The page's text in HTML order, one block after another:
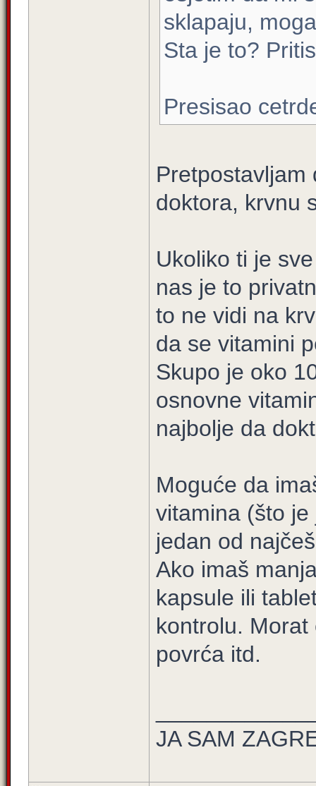
sklapaju,
Sta je to?
Presisao
Pretpostavljam
doktora, krvnu
Ukoliko ti je
nas je to
to ne vidi na
da se vitamini
Skupo je oko
osnovne
najbolje da
Moguće da
vitamina (što
jedan od
Ako imaš
kapsule ili
kontrolu.
povrća itd.
JA SAM